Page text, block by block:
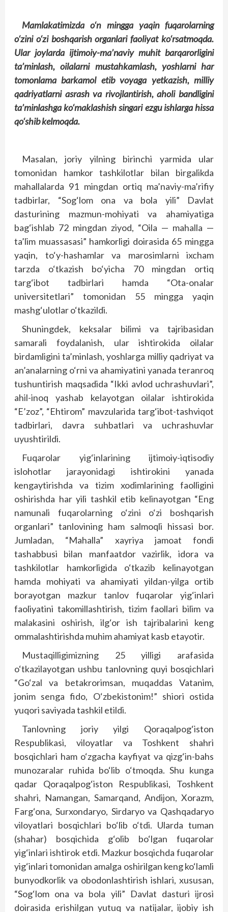
Mamlakatimizda o‘n mingga yaqin fuqarolarning
o‘zini o‘zi boshqarish organlari faoliyat ko‘rsatmoqda.
Ular joylarda ijtimoiy-ma’naviy muhit barqarorligini
ta’minlash, oilalarni mustahkamlash, yoshlarni har
tomonlama barkamol etib voyaga yetkazish, milliy
qadriyatlarni asrash va rivojlantirish, aholi bandligini
ta’minlashga ko‘maklashish singari ezgu ishlarga hissa
qo‘shib kelmoqda.
Masalan, joriy yilning birinchi yarmida ular
tomonidan hamkor tashkilotlar bilan birgalikda
mahallalarda 91 mingdan ortiq ma’naviy-ma’rifiy
tadbirlar, “Sog‘lom ona va bola yili” Davlat
dasturining mazmun-mohiyati va ahamiyatiga
bag‘ishlab 72 mingdan ziyod, “Oila — mahalla —
ta’lim muassasasi” hamkorligi doirasida 65 mingga
yaqin, to‘y-hashamlar va marosimlarni ixcham
tarzda o‘tkazish bo‘yicha 70 mingdan ortiq
targ‘ibot tadbirlari hamda “Ota-onalar
universitetlari” tomonidan 55 mingga yaqin
mashg‘ulotlar o‘tkazildi.
Shuningdek, keksalar bilimi va tajribasidan
samarali foydalanish, ular ishtirokida oilalar
birdamligini ta’minlash, yoshlarga milliy qadriyat va
an’analarning o‘rni va ahamiyatini yanada teranroq
tushuntirish maqsadida “Ikki avlod uchrashuvlari”,
ahil-inoq yashab kelayotgan oilalar ishtirokida
“E’zoz”, “Ehtirom” mavzularida targ‘ibot-tashviqot
tadbirlari, davra suhbatlari va uchrashuvlar
uyushtirildi.
Fuqarolar yig‘inlarining ijtimoiy-iqtisodiy
islohotlar jarayonidagi ishtirokini yanada
kengaytirishda va tizim xodimlarining faolligini
oshirishda har yili tashkil etib kelinayotgan “Eng
namunali fuqarolarning o‘zini o‘zi boshqarish
organlari” tanlovining ham salmoqli hissasi bor.
Jumladan, “Mahalla” xayriya jamoat fondi
tashabbusi bilan manfaatdor vazirlik, idora va
tashkilotlar hamkorligida o‘tkazib kelinayotgan
hamda mohiyati va ahamiyati yildan-yilga ortib
borayotgan mazkur tanlov fuqarolar yig‘inlari
faoliyatini takomillashtirish, tizim faollari bilim va
malakasini oshirish, ilg‘or ish tajribalarini keng
ommalashtirishda muhim ahamiyat kasb etayotir.
Mustaqilligimizning 25 yilligi arafasida
o‘tkazilayotgan ushbu tanlovning quyi bosqichlari
“Go‘zal va betakrorimsan, muqaddas Vatanim,
jonim senga fido, O‘zbekistonim!” shiori ostida
yuqori saviyada tashkil etildi.
Tanlovning joriy yilgi Qoraqalpog‘iston
Respublikasi, viloyatlar va Toshkent shahri
bosqichlari ham o‘zgacha kayfiyat va qizg‘in-bahs
munozaralar ruhida bo‘lib o‘tmoqda. Shu kunga
qadar Qoraqalpog‘iston Respublikasi, Toshkent
shahri, Namangan, Samarqand, Andijon, Xorazm,
Farg‘ona, Surxondaryo, Sirdaryo va Qashqadaryo
viloyatlari bosqichlari bo‘lib o‘tdi. Ularda tuman
(shahar) bosqichida g‘olib bo‘lgan fuqarolar
yig‘inlari ishtirok etdi. Mazkur bosqichda fuqarolar
yig‘inlari tomonidan amalga oshirilgan keng ko‘lamli
bunyodkorlik va obodonlashtirish ishlari, xususan,
“Sog‘lom ona va bola yili” Davlat dasturi ijrosi
doirasida erishilgan yutuq va natijalar, ijobiy ish